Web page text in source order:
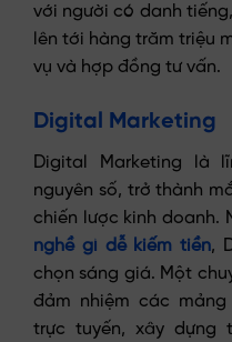
với người có danh
lên tới hàng trăm triệu
vụ và hợp đồng tư vấn.
Digital Marketing
Digital Marketing là
nguyên số, trở thành
chiến lược kinh doanh.
nghề gì dễ kiếm tiền,
chọn sáng giá. Một
đảm nhiệm các
trực tuyến, xây dựng